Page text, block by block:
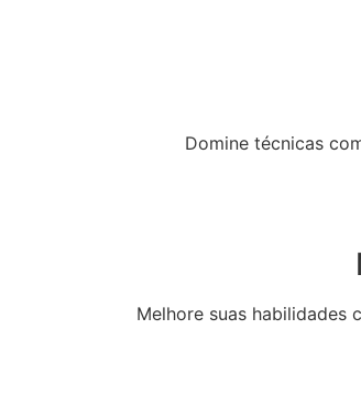
Domine técnicas
Melhore suas habilidades